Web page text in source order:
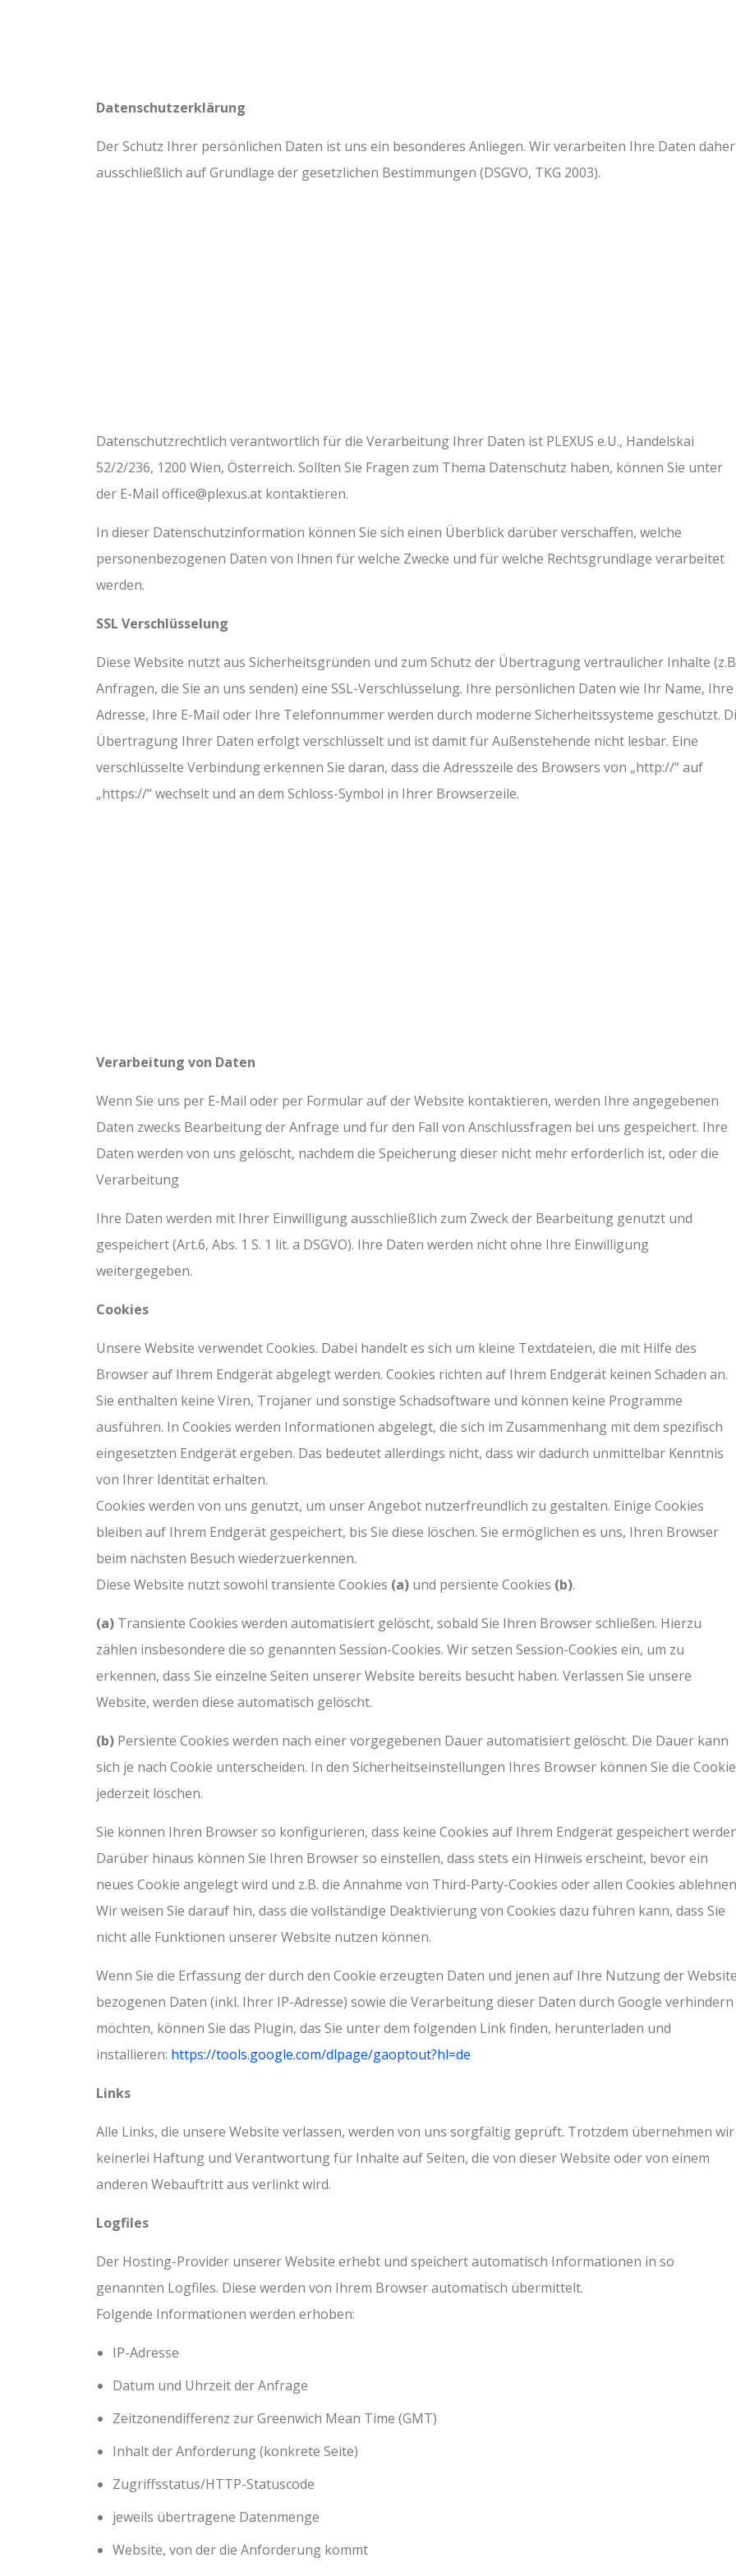
Datenschutzerklärung
Der Schutz Ihrer persönlichen Daten ist uns ein besonderes Anliegen. Wir verarbeiten Ihre Daten daher
ausschließlich auf Grundlage der gesetzlichen Bestimmungen (DSGVO, TKG 2003).
Datenschutzrechtlich verantwortlich für die Verarbeitung Ihrer Daten ist PLEXUS e.U., Handelskai
52/2/236, 1200 Wien, Österreich. Sollten Sie Fragen zum Thema Datenschutz haben, können Sie unter
der E-Mail office@plexus.at kontaktieren.
In dieser Datenschutzinformation können Sie sich einen Überblick darüber verschaffen, welche
personenbezogenen Daten von Ihnen für welche Zwecke und für welche Rechtsgrundlage verarbeitet
werden.
SSL Verschlüsselung
Diese Website nutzt aus Sicherheitsgründen und zum Schutz der Übertragung vertraulicher Inhalte
Anfragen, die Sie an uns senden) eine SSL-Verschlüsselung. Ihre persönlichen Daten wie Ihr Name, Ihre
Adresse, Ihre E-Mail oder Ihre Telefonnummer werden durch moderne Sicherheitssysteme geschützt.
Übertragung Ihrer Daten erfolgt verschlüsselt und ist damit für Außenstehende nicht lesbar. Eine
verschlüsselte Verbindung erkennen Sie daran, dass die Adresszeile des Browsers von „http://“ auf
„https://“ wechselt und an dem Schloss-Symbol in Ihrer Browserzeile.
Verarbeitung von Daten
Wenn Sie uns per E-Mail oder per Formular auf der Website kontaktieren, werden Ihre angegebenen
Daten zwecks Bearbeitung der Anfrage und für den Fall von Anschlussfragen bei uns gespeichert. Ihre
Daten werden von uns gelöscht, nachdem die Speicherung dieser nicht mehr erforderlich ist, oder die
Verarbeitung
Ihre Daten werden mit Ihrer Einwilligung ausschließlich zum Zweck der Bearbeitung genutzt und
gespeichert (Art.6, Abs. 1 S. 1 lit. a DSGVO). Ihre Daten werden nicht ohne Ihre Einwilligung
weitergegeben.
Cookies
Unsere Website verwendet Cookies. Dabei handelt es sich um kleine Textdateien, die mit Hilfe des
Browser auf Ihrem Endgerät abgelegt werden. Cookies richten auf Ihrem Endgerät keinen Schaden an.
Sie enthalten keine Viren, Trojaner und sonstige Schadsoftware und können keine Programme
ausführen. In Cookies werden Informationen abgelegt, die sich im Zusammenhang mit dem spezifisch
eingesetzten Endgerät ergeben. Das bedeutet allerdings nicht, dass wir dadurch unmittelbar Kenntnis
von Ihrer Identität erhalten.
Cookies werden von uns genutzt, um unser Angebot nutzerfreundlich zu gestalten. Einige Cookies
bleiben auf Ihrem Endgerät gespeichert, bis Sie diese löschen. Sie ermöglichen es uns, Ihren Browser
beim nächsten Besuch wiederzuerkennen.
Diese Website nutzt sowohl transiente Cookies (a) und persiente Cookies (b).
(a) Transiente Cookies werden automatisiert gelöscht, sobald Sie Ihren Browser schließen. Hierzu
zählen insbesondere die so genannten Session-Cookies. Wir setzen Session-Cookies ein, um zu
erkennen, dass Sie einzelne Seiten unserer Website bereits besucht haben. Verlassen Sie unsere
Website, werden diese automatisch gelöscht.
(b) Persiente Cookies werden nach einer vorgegebenen Dauer automatisiert gelöscht. Die Dauer kann
sich je nach Cookie unterscheiden. In den Sicherheitseinstellungen Ihres Browser können Sie die
jederzeit löschen.
Sie können Ihren Browser so konfigurieren, dass keine Cookies auf Ihrem Endgerät gespeichert
Darüber hinaus können Sie Ihren Browser so einstellen, dass stets ein Hinweis erscheint, bevor ein
neues Cookie angelegt wird und z.B. die Annahme von Third-Party-Cookies oder allen Cookies
Wir weisen Sie darauf hin, dass die vollständige Deaktivierung von Cookies dazu führen kann, dass Sie
nicht alle Funktionen unserer Website nutzen können.
Wenn Sie die Erfassung der durch den Cookie erzeugten Daten und jenen auf Ihre Nutzung der
bezogenen Daten (inkl. Ihrer IP-Adresse) sowie die Verarbeitung dieser Daten durch Google verhindern
möchten, können Sie das Plugin, das Sie unter dem folgenden Link finden, herunterladen und
installieren: https://tools.google.com/dlpage/gaoptout?hl=de
Links
Alle Links, die unsere Website verlassen, werden von uns sorgfältig geprüft. Trotzdem übernehmen wir
keinerlei Haftung und Verantwortung für Inhalte auf Seiten, die von dieser Website oder von einem
anderen Webauftritt aus verlinkt wird.
Logfiles
Der Hosting-Provider unserer Website erhebt und speichert automatisch Informationen in so
genannten Logfiles. Diese werden von Ihrem Browser automatisch übermittelt.
Folgende Informationen werden erhoben:
IP-Adresse
Datum und Uhrzeit der Anfrage
Zeitzonendifferenz zur Greenwich Mean Time (GMT)
Inhalt der Anforderung (konkrete Seite)
Zugriffsstatus/HTTP-Statuscode
jeweils übertragene Datenmenge
Website, von der die Anforderung kommt